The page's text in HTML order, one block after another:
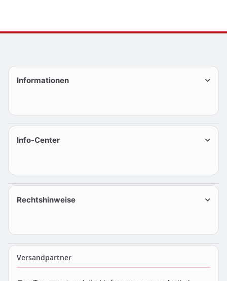
Informationen
Info-Center
Rechtshinweise
Versandpartner